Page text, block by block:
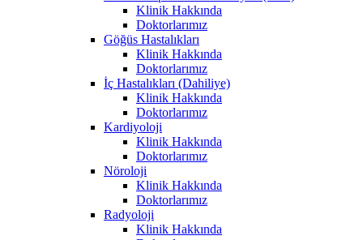
Klinik Hakkında
Doktorlarımız
Göğüs Hastalıkları
Klinik Hakkında
Doktorlarımız
İç Hastalıkları (Dahiliye)
Klinik Hakkında
Doktorlarımız
Kardiyoloji
Klinik Hakkında
Doktorlarımız
Nöroloji
Klinik Hakkında
Doktorlarımız
Radyoloji
Klinik Hakkında